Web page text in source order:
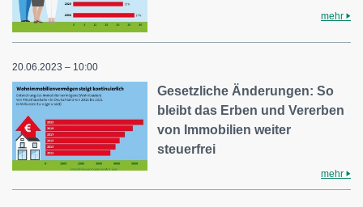
mehr
20.06.2023 – 10:00
Gesetzliche Änderungen: So
bleibt das Erben und Vererben
von Immobilien weiter
steuerfrei
mehr